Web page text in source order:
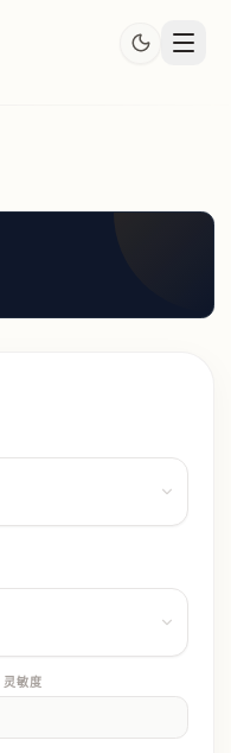
灵敏度